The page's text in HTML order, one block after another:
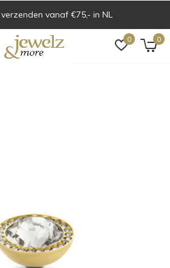
0 0
vanaf €75,- in NL